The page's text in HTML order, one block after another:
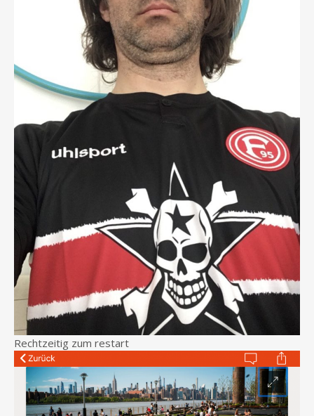
Rechtzeitig zum restart